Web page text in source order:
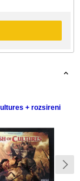
+ rozsireni